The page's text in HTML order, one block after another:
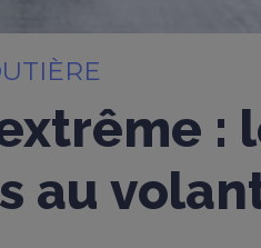
:
au